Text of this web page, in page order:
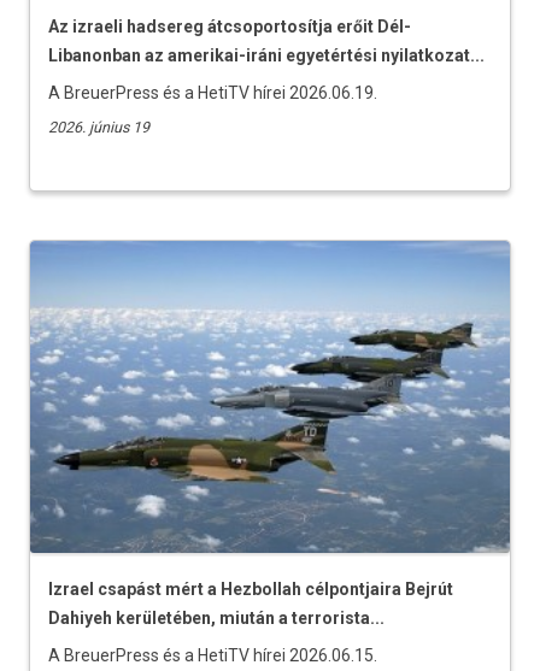
Az izraeli hadsereg átcsoportosítja erőit Dél-
Libanonban az amerikai-iráni egyetértési nyilatkozat...
A BreuerPress és a HetiTV hírei 2026.06.19.
2026. június 19
Izrael csapást mért a Hezbollah célpontjaira Bejrút
Dahiyeh kerületében, miután a terrorista...
A BreuerPress és a HetiTV hírei 2026.06.15.